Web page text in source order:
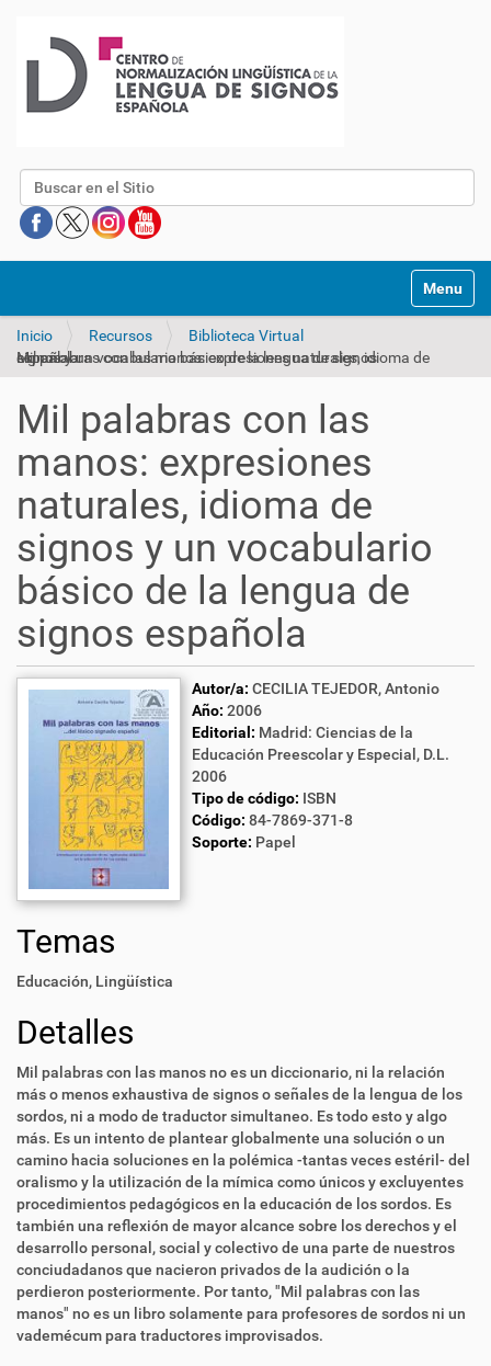
Buscar
Mostrar/
Inicio Recursos
Biblioteca Virtual
Mil palabras con las manos: expresiones naturales, idioma de signos y un vocabulario básico de la lengua de signos española
Mil palabras con las
manos: expresiones
naturales, idioma de
signos y un vocabulario
básico de la lengua de
signos española
Autor/a: CECILIA TEJEDOR, Antonio
Año: 2006
Editorial: Madrid: Ciencias de la
Educación Preescolar y Especial, D.L.
2006
Tipo de código: ISBN
Código: 84-7869-371-8
Soporte: Papel
Temas
Educación, Lingüística
Detalles
Mil palabras con las manos no es un diccionario, ni la relación
más o menos exhaustiva de signos o señales de la lengua de los
sordos, ni a modo de traductor simultaneo. Es todo esto y algo
más. Es un intento de plantear globalmente una solución o un
camino hacia soluciones en la polémica -tantas veces estéril- del
oralismo y la utilización de la mímica como únicos y excluyentes
procedimientos pedagógicos en la educación de los sordos. Es
también una reflexión de mayor alcance sobre los derechos y el
desarrollo personal, social y colectivo de una parte de nuestros
conciudadanos que nacieron privados de la audición o la
perdieron posteriormente. Por tanto, "Mil palabras con las
manos" no es un libro solamente para profesores de sordos ni un
vademécum para traductores improvisados.